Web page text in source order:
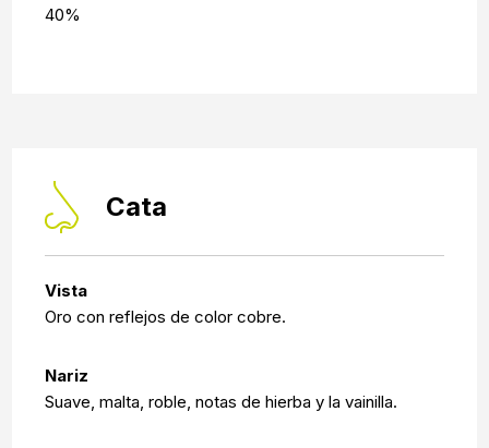
40%
Cata
Vista
Oro con reflejos de color cobre.
Nariz
Suave, malta, roble, notas de hierba y la vainilla.